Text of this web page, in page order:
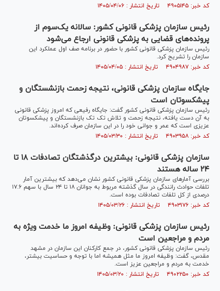
کد خبر: ۴۹۰۵۱۴۵ تاریخ انتشار : ۱۴۰۵/۰۴/۰۶
رئیس سازمان پزشکی قانونی کشور: سالانه یک‌سوم از
پرونده‌های قضایی به پزشکی قانونی ارجاع می‌شود
رئیس سازمان پزشکی قانونی کشور با حضور در برنامه صف اول عملکرد این
سازمان را تشریح کرد.
کد خبر: ۴۹۰۴۹۸۷ تاریخ انتشار : ۱۴۰۵/۰۴/۰۵
جایگاه سازمان پزشکی قانونی، نتیجه زحمت بازنشستگان و
پیشکسوتان است
رئیس سازمان پزشکی قانونی کشور گفت: جایگاه رفیعی که امروز پزشکی قانونی
به آن دست یافته، نتیجه زحمت و تلاش تک تک بازنشستگان و پیشکسوتان
عزیزی است که عمر و جوانی خود را در این سازمان صرف کرده‌اند.
کد خبر: ۴۹۰۳۹۵۸ تاریخ انتشار : ۱۴۰۵/۰۳/۳۰
سازمان پزشکی قانونی: بیشترین درگذشتگان تصادفات ۱۸ تا
۲۴ ساله هستند
بررسی آمار‌های سازمان پزشکی قانونی کشور نشان می‌دهد که بیشترین آمار
تلفات حوادث رانندگی در سال گذشته مربوط به جوانان ۱۸ تا ۲۴ سال با سهم ۱۷.۶
درصدی از کل تلفات تصادفات بوده است.
کد خبر: ۴۹۰۳۱۷۶ تاریخ انتشار : ۱۴۰۵/۰۳/۲۶
رئیس سازمان پزشکی قانونی: وظیفه امروز ما خدمت ویژه به
مردم و مراجعین است
رئیس سازمان پزشکی قانونی کشور، در جمع کارکنان این سازمان در مشهد
مقدس، گفت: وظیفه امروز ما مثل همیشه اما با توجه و حساسیت بیشتر،
خدمت به مردم و مراجعین عزیز است.
کد خبر: ۴۹۰۲۲۵۰ تاریخ انتشار : ۱۴۰۵/۰۳/۲۰